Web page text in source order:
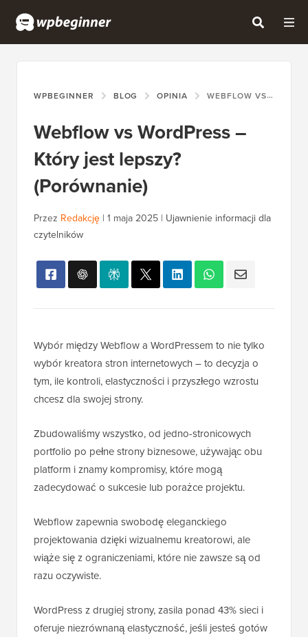
WPBEGINNER BLOG OPINIA WEBFLOW VS WORDPRESS – KTÓRY JEST LEPSZY? (PORÓWNANIE)
Webflow vs WordPress –
Który jest lepszy?
(Porównanie)
Przez Redakcję | 1 maja 2025 | Ujawnienie informacji dla
czytelników
Wybór między Webflow a WordPressem to nie tylko
wybór kreatora stron internetowych – to decyzja o
tym, ile kontroli, elastyczności i przyszłego wzrostu
chcesz dla swojej strony.
Zbudowaliśmy wszystko, od jedno-stronicowych
portfolio po pełne strony biznesowe, używając obu
platform i znamy kompromisy, które mogą
zadecydować o sukcesie lub porażce projektu.
Webflow zapewnia swobodę eleganckiego
projektowania dzięki wizualnemu kreatorowi, ale
wiąże się z ograniczeniami, które nie zawsze są od
razu oczywiste.
WordPress z drugiej strony, zasila ponad 43% sieci i
oferuje niezrównaną elastyczność, jeśli jesteś gotów